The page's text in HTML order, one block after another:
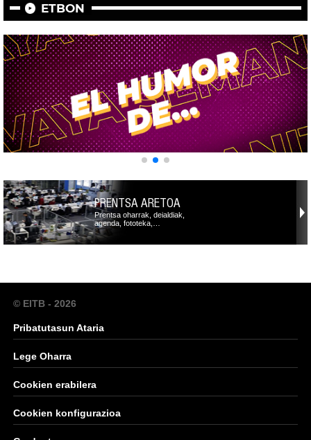
ETBON
PRENTSA ARETOA
Prentsa oharrak, deialdiak,
agenda, fototeka,…
© EITB - 2026
Pribatutasun Ataria
Lege Oharra
Cookien erabilera
Cookien konfigurazioa